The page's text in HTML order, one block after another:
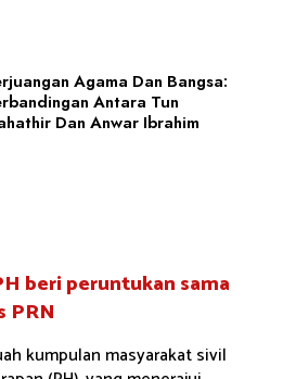
Agama Dan Bangsa:
Antara Tun
Dan Anwar Ibrahim
beri peruntukan sama
PRN
kumpulan masyarakat sivil